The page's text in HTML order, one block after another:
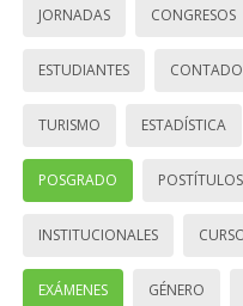
JORNADAS CONGRESOS
ESTUDIANTES
TURISMO ESTADÍSTICA
POSGRADO POSTÍTULOS
INSTITUCIONALES
EXÁMENES GÉNERO